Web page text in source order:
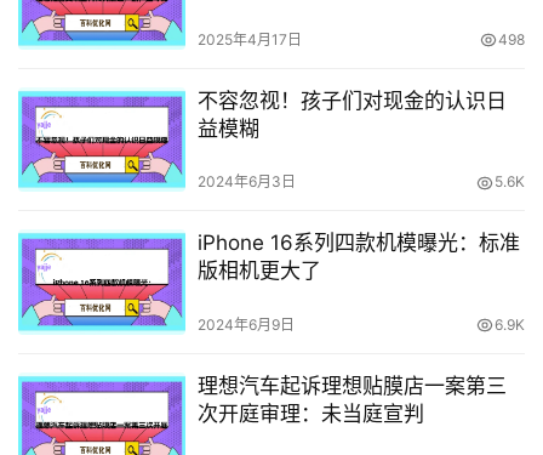
2025年4月17日 498
不容忽视！孩子们对现金的认识日
益模糊
2024年6月3日 5.6K
iPhone 16系列四款机模曝光：标准
版相机更大了
2024年6月9日 6.9K
理想汽车起诉理想贴膜店一案第三
次开庭审理：未当庭宣判